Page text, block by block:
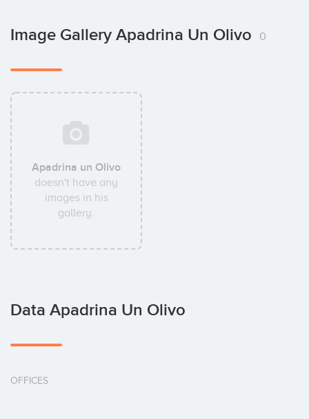
Image Gallery Apadrina Un Olivo 0
Apadrina un Olivo
doesn't have any
images in his
gallery.
Data Apadrina Un Olivo
OFFICES